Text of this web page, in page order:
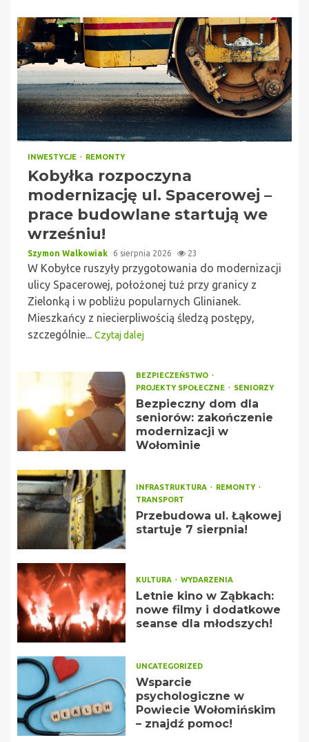
INWESTYCJE REMONTY
Kobyłka rozpoczyna
modernizację ul. Spacerowej –
prace budowlane startują we
wrześniu!
Szymon Walkowiak 6 sierpnia 2026 23
W Kobyłce ruszyły przygotowania do modernizacji
ulicy Spacerowej, położonej tuż przy granicy z
Zielonką i w pobliżu popularnych Glinianek.
Mieszkańcy z niecierpliwością śledzą postępy,
szczególnie... Czytaj dalej
BEZPIECZEŃSTWO
PROJEKTY SPOŁECZNE
SENIORZY
Bezpieczny dom dla
seniorów: zakończenie
modernizacji w
Wołominie
INFRASTRUKTURA
REMONTY
TRANSPORT
Przebudowa ul. Łąkowej
startuje 7 sierpnia!
KULTURA WYDARZENIA
Letnie kino w Ząbkach:
nowe filmy i dodatkowe
seanse dla młodszych!
UNCATEGORIZED
Wsparcie
psychologiczne w
Powiecie Wołomińskim
– znajdź pomoc!